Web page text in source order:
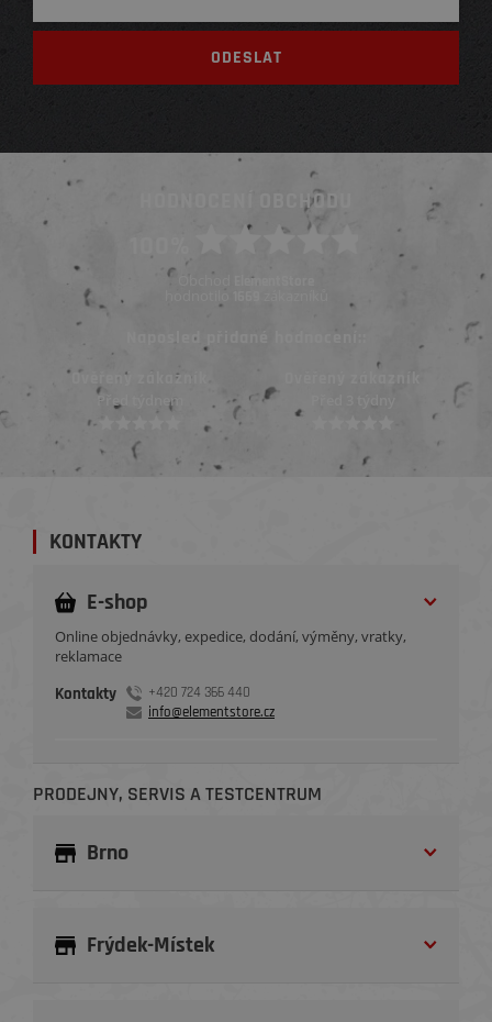
HODNOCENÍ OBCHODU
Obchod ElementStore
hodnotilo
Naposled přidané hodnocení::
Ověřený zákazník
Před 3 týdny
KONTAKTY
E-shop
Online objednávky, expedice, dodání, výměny, vratky,
reklamace
Kontakty
+420 724 366 440
info@elementstore.cz
PRODEJNY, SERVIS A TESTCENTRUM
Brno
Frýdek-Místek